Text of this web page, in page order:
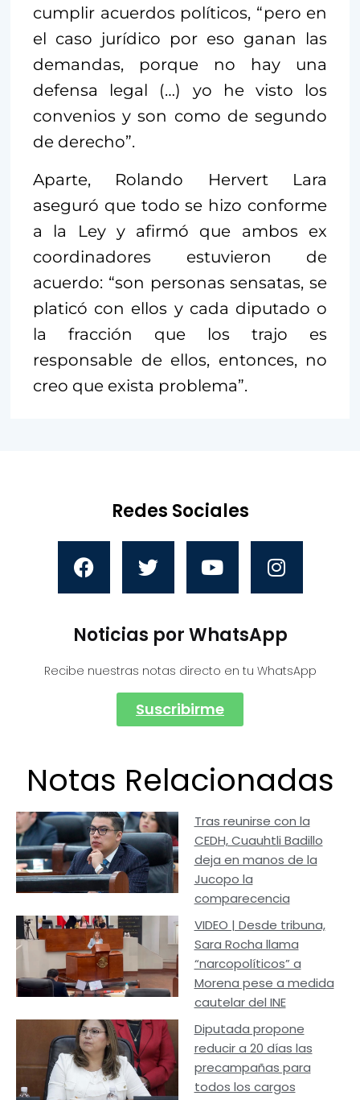
cumplir acuerdos políticos, “pero en
el caso jurídico por eso ganan las
demandas, porque no hay una
defensa legal (…) yo he visto los
convenios y son como de segundo
de derecho”.
Aparte, Rolando Hervert Lara
aseguró que todo se hizo conforme
a la Ley y afirmó que ambos ex
coordinadores estuvieron de
acuerdo: “son personas sensatas, se
platicó con ellos y cada diputado o
la fracción que los trajo es
responsable de ellos, entonces, no
creo que exista problema”.
Redes Sociales
Noticias por WhatsApp
Recibe nuestras notas directo en tu WhatsApp
Suscribirme
Notas Relacionadas
Tras reunirse con la
CEDH, Cuauhtli Badillo
deja en manos de la
Jucopo la
comparecencia
VIDEO | Desde tribuna,
Sara Rocha llama
“narcopolíticos” a
Morena pese a medida
cautelar del INE
Diputada propone
reducir a 20 días las
precampañas para
todos los cargos